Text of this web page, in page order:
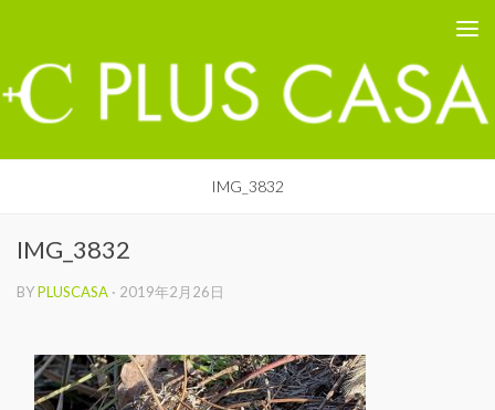
IMG_3832
IMG_3832
BYPLUSCASA · 2019年2月26日